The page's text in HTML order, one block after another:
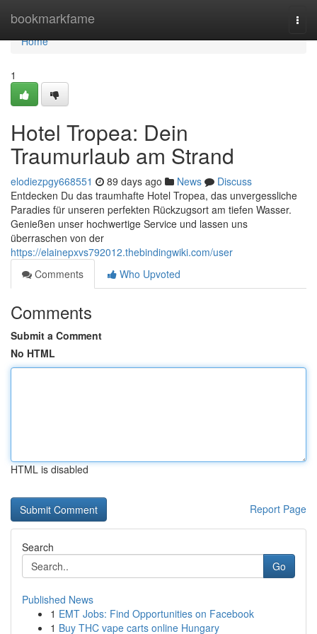
bookmarkfame
Home
Home
1
Hotel Tropea: Dein
Traumurlaub am Strand
elodiezpgy668551 89 days ago News
Discuss
Entdecken Du das traumhafte Hotel Tropea, das unvergessliche
Paradies für unseren perfekten Rückzugsort am tiefen Wasser.
Genießen unser hochwertige Service und lassen uns
überraschen von der
https://elainepxvs792012.thebindingwiki.com/user
Comments
Who Upvoted
Comments
Submit a Comment
No HTML
HTML is disabled
Report Page
Search
Go
Published News
1 EMT Jobs: Find Opportunities on Facebook
1 Buy THC vape carts online Hungary